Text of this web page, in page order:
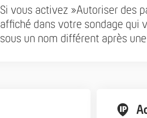
Si vous activez »Autoriser des
affiché dans votre sondage qui
sous un nom différent après